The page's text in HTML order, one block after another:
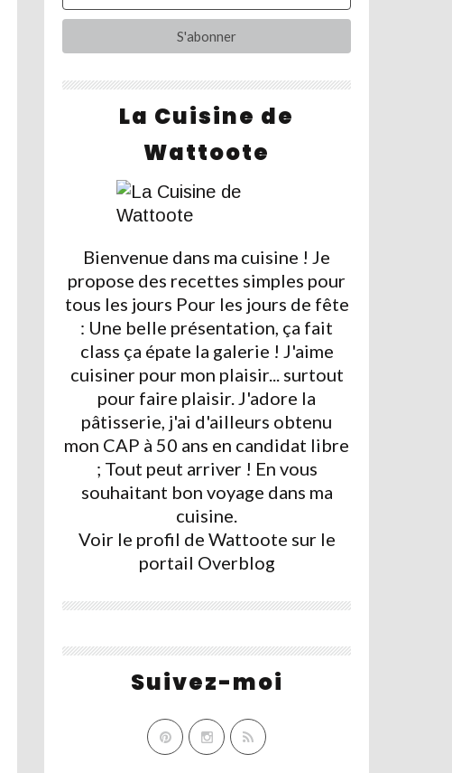
La Cuisine de
Wattoote
Bienvenue dans ma cuisine ! Je
propose des recettes simples pour
tous les jours Pour les jours de fête
: Une belle présentation, ça fait
class ça épate la galerie ! J'aime
cuisiner pour mon plaisir... surtout
pour faire plaisir. J'adore la
pâtisserie, j'ai d'ailleurs obtenu
mon CAP à 50 ans en candidat libre
; Tout peut arriver ! En vous
souhaitant bon voyage dans ma
cuisine.
Voir le profil de Wattoote sur le
portail Overblog
Suivez-moi